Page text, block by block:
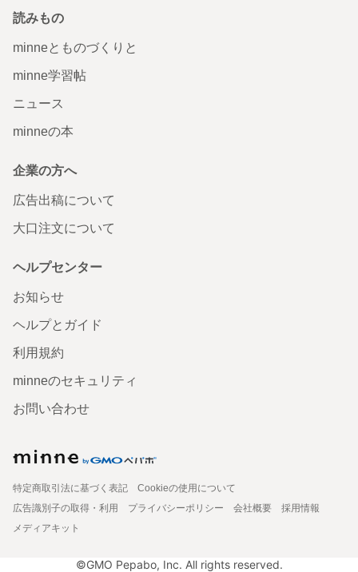
読みもの
minneとものづくりと
minne学習帖
ニュース
minneの本
企業の方へ
広告出稿について
大口注文について
ヘルプセンター
お知らせ
ヘルプとガイド
利用規約
minneのセキュリティ
お問い合わせ
特定商取引法に基づく表記
Cookieの使用について
広告識別子の取得・利用
プライバシーポリシー 会社概要
採用情報
メディアキット
©GMO Pepabo, Inc. All rights reserved.